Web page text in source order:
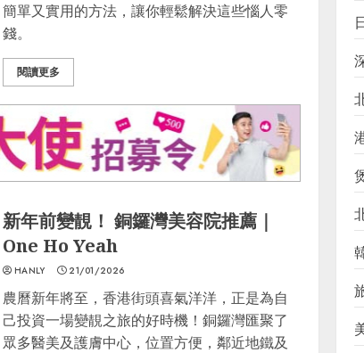
簡單又實用的方法，讓你輕鬆解決這些惱人零
錢。
閱讀更多
新年前變靚！ 銅鑼灣美容院推薦｜
One Ho Yeah
HANLY 21/01/2026
農曆新年將至，香港街頭喜氣洋洋，正是為自
己投資一場變靚之旅的好時機！銅鑼灣匯聚了
眾多醫美及護膚中心，位置方便，鄰近地鐵及